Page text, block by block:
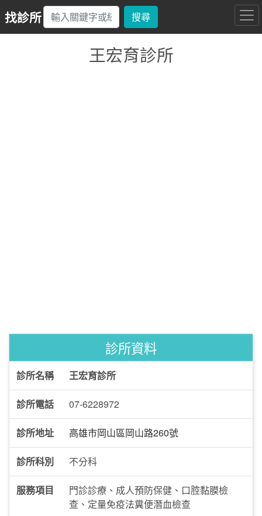
找診所 搜尋
王宏育診所
診所資料
診所名稱 王宏育診所
診所電話 07-6228972
診所地址 高雄市岡山區岡山路260號
診所科別 不分科
服務項目
門診診療、成人預防保健、口腔黏膜檢
查、定量免疫法糞便潛血檢查